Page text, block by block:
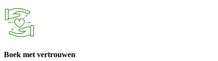
Boek met vertrouwen